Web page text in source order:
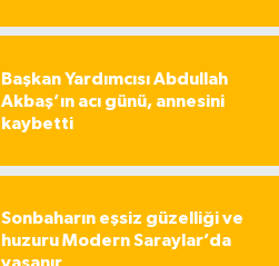
Başkan Yardımcısı Abdullah
Akbaş’ın acı günü, annesini
kaybetti
Sonbaharın eşsiz güzelliği ve
huzuru Modern Saraylar’da